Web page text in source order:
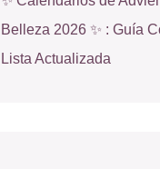
Belleza 2026 ✨ : Guía
Lista Actualizada